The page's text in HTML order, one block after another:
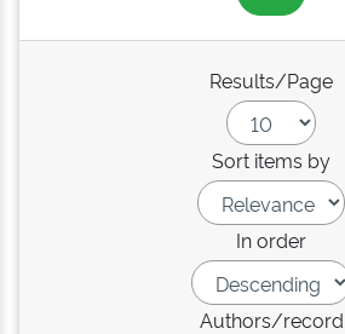
Results/Page
Sort items by
In order
Authors/record